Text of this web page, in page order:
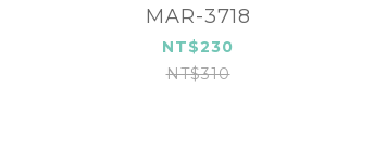
MAR-3718
NT$230
NT$310